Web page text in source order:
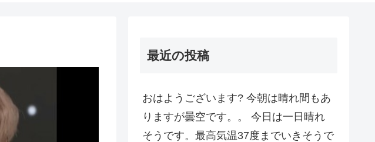
最近の投稿
おはようございます? 今朝は晴れ間もあ
りますが曇空です。。 今日は一日晴れ
そうです。最高気温37度までいきそうで